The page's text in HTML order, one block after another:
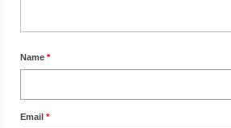
Name *
Email *